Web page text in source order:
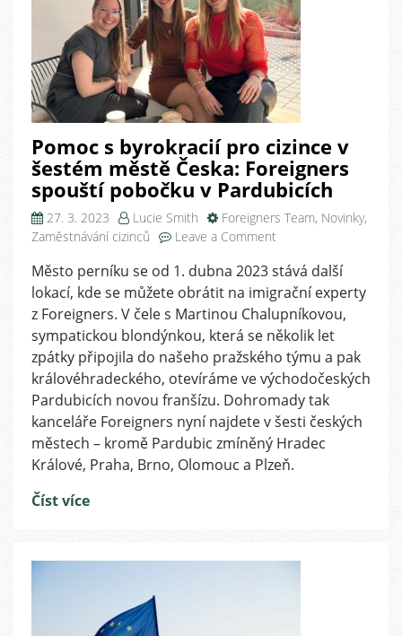
Pomoc s byrokracií pro cizince v
šestém městě Česka: Foreigners
spouští pobočku v Pardubicích
27. 3. 2023 Lucie Smith Foreigners Team, Novinky,
Zaměstnávání cizinců
Leave a Comment
s
byrokracií
pro
cizince
šestém
městě
Česka:
Foreigners
spouští
pobočku
Město perníku se od 1. dubna 2023 stává další
lokací, kde se můžete obrátit na imigrační experty
z Foreigners. V čele s Martinou Chalupníkovou,
sympatickou blondýnkou, která se několik let
zpátky připojila do našeho pražského týmu a pak
královéhradeckého, otevíráme ve východočeských
Pardubicích novou franšízu. Dohromady tak
kanceláře Foreigners nyní najdete v šesti českých
městech – kromě Pardubic zmíněný Hradec
Králové, Praha, Brno, Olomouc a Plzeň.
Číst více